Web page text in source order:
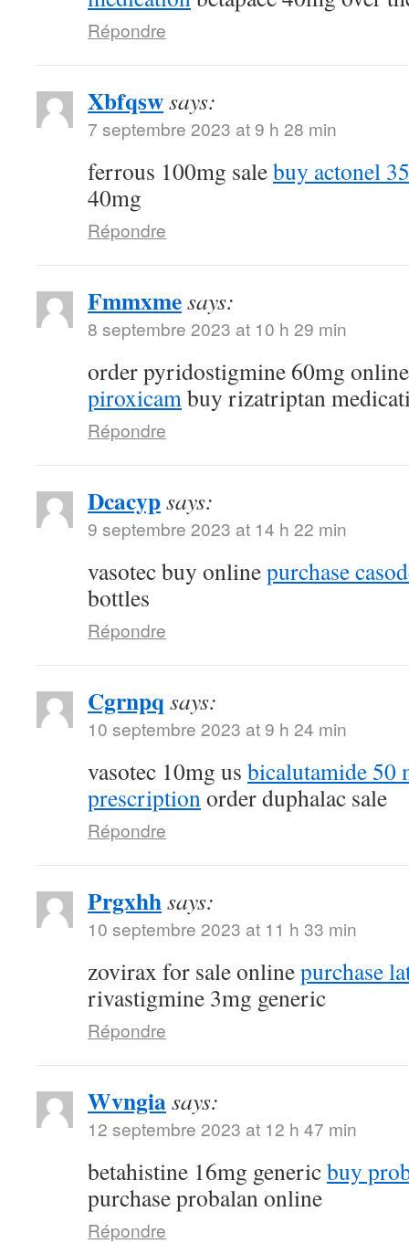
Répondre
Xbfqswsays:
7 septembre 2023 at 9 h 28 min
ferrous 100mg salebuy actonel
40mg
Répondre
Fmmxmesays:
8 septembre 2023 at 10 h 29 min
order pyridostigmine 60mg
piroxicambuy rizatriptan
Répondre
Dcacypsays:
9 septembre 2023 at 14 h 22 min
vasotec buy onlinepurchase
bottles
Répondre
Cgrnpq says:
10 septembre 2023 at 9 h 24 min
vasotec 10mg us bicalutamide 50
prescriptionorder duphalac sale
Répondre
Prgxhhsays:
10 septembre 2023 at 11 h 33 min
zovirax for sale onlinepurchase
rivastigmine 3mg generic
Répondre
Wvngiasays:
12 septembre 2023 at 12 h 47 min
betahistine 16mg genericbuy
purchase probalan online
Répondre